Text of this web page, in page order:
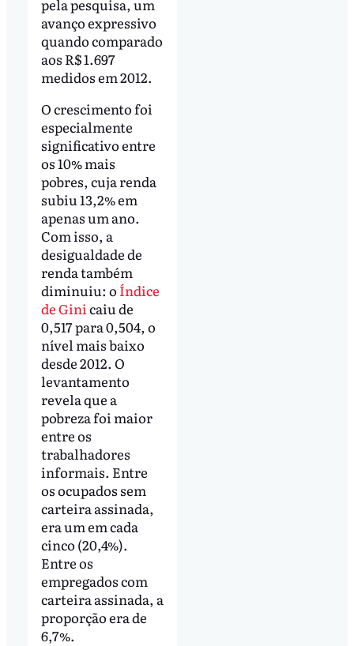
pela pesquisa, um
avanço expressivo
quando comparado
aos R$ 1.697
medidos em 2012.
O crescimento foi
especialmente
significativo entre
os 10% mais
pobres, cuja renda
subiu 13,2% em
apenas um ano.
Com isso, a
desigualdade de
renda também
diminuiu: o Índice
de Gini caiu de
0,517 para 0,504, o
nível mais baixo
desde 2012. O
levantamento
revela que a
pobreza foi maior
entre os
trabalhadores
informais. Entre
os ocupados sem
carteira assinada,
era um em cada
cinco (20,4%).
Entre os
empregados com
carteira assinada, a
proporção era de
6,7%.